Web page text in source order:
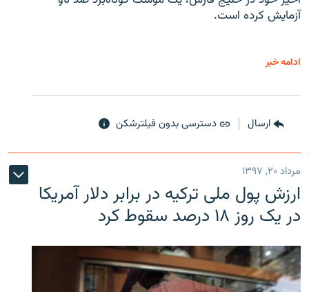
آزمایش کرده است.
ادامه خبر
ارسال دسترسی بدون فیلترشکن
مرداد ۲۰, ۱۳۹۷
ارزش پول ملی ترکیه در برابر دلار آمریکا
در یک روز ۱۸ درصد سقوط کرد